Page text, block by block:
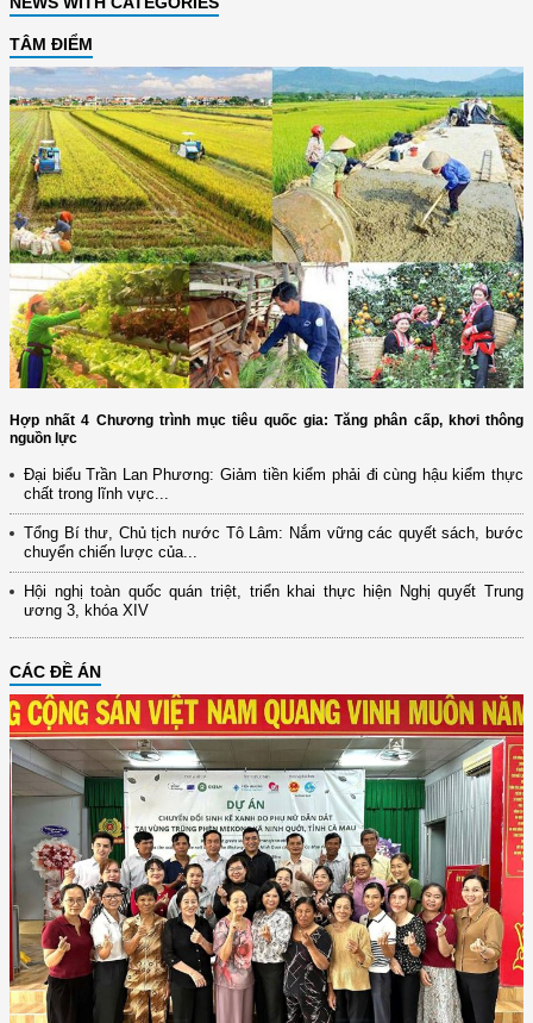
TÂM ĐIỂM
Hợp nhất 4 Chương trình mục tiêu quốc gia: Tăng phân cấp, khơi thông
nguồn lực
Đại biểu Trần Lan Phương: Giảm tiền kiểm phải đi cùng hậu kiểm thực
chất trong lĩnh vực...
Tổng Bí thư, Chủ tịch nước Tô Lâm: Nắm vững các quyết sách, bước
chuyển chiến lược của...
Hội nghị toàn quốc quán triệt, triển khai thực hiện Nghị quyết Trung
ương 3, khóa XIV
CÁC ĐỀ ÁN